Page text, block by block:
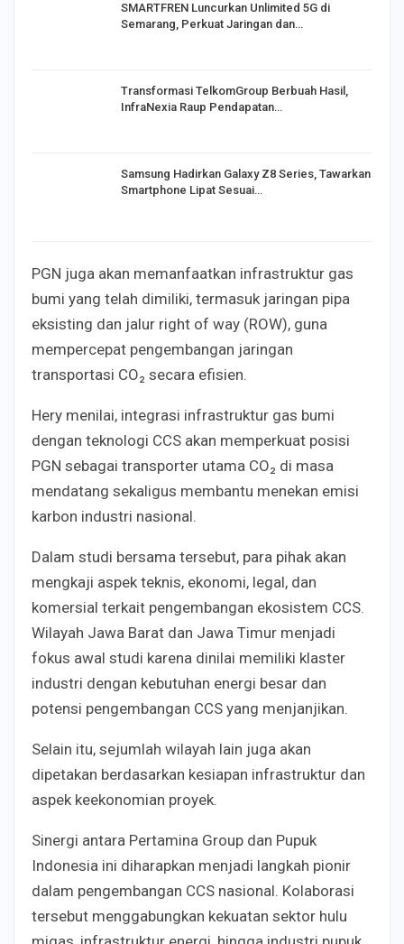
SMARTFREN Luncurkan Unlimited 5G di
Semarang, Perkuat Jaringan dan…
Transformasi TelkomGroup Berbuah Hasil,
InfraNexia Raup Pendapatan…
Samsung Hadirkan Galaxy Z8 Series, Tawarkan
Smartphone Lipat Sesuai…
PGN juga akan memanfaatkan infrastruktur gas
bumi yang telah dimiliki, termasuk jaringan pipa
eksisting dan jalur right of way (ROW), guna
mempercepat pengembangan jaringan
transportasi CO₂ secara efisien.
Hery menilai, integrasi infrastruktur gas bumi
dengan teknologi CCS akan memperkuat posisi
PGN sebagai transporter utama CO₂ di masa
mendatang sekaligus membantu menekan emisi
karbon industri nasional.
Dalam studi bersama tersebut, para pihak akan
mengkaji aspek teknis, ekonomi, legal, dan
komersial terkait pengembangan ekosistem CCS.
Wilayah Jawa Barat dan Jawa Timur menjadi
fokus awal studi karena dinilai memiliki klaster
industri dengan kebutuhan energi besar dan
potensi pengembangan CCS yang menjanjikan.
Selain itu, sejumlah wilayah lain juga akan
dipetakan berdasarkan kesiapan infrastruktur dan
aspek keekonomian proyek.
Sinergi antara Pertamina Group dan Pupuk
Indonesia ini diharapkan menjadi langkah pionir
dalam pengembangan CCS nasional. Kolaborasi
tersebut menggabungkan kekuatan sektor hulu